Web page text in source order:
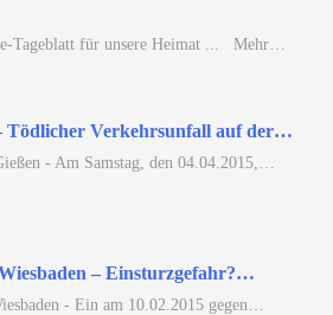
Tageblatt für unsere Heimat ... Mehr…
Tödlicher Verkehrsunfall auf der…
- Am Samstag, den 04.04.2015,…
– Einsturzgefahr?…
- Ein am 10.02.2015 gegen…